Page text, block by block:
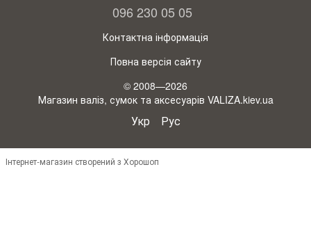
096 230 05 05
Контактна інформація
Повна версія сайту
© 2008—2026
Магазин валіз, сумок та аксесуарів VALIZA.kiev.ua
Укр Рус
Інтернет-магазин створений з Хорошоп